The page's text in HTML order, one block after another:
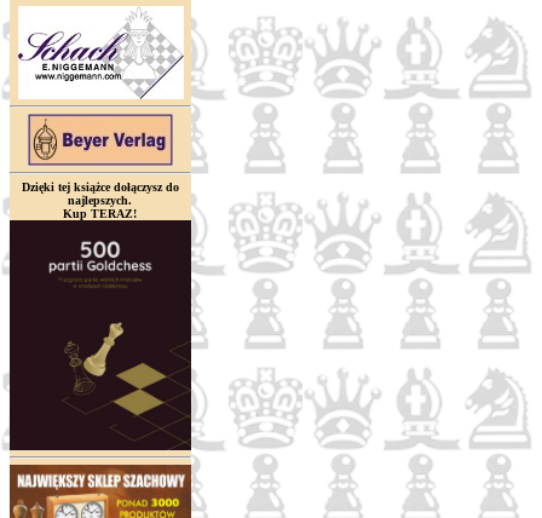
Dzięki tej książce dołączysz do
najlepszych.
Kup TERAZ!